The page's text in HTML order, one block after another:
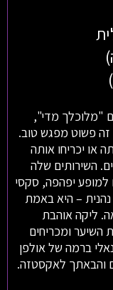
"מלוכלך מדי",
פשוט מפגש טוב.
או יכריחו אותה
השירותים שלה
למופע יפהפה, סקסי
– היא באמת
ליקה אוהבת
השיער ומכריחים
ברמה של אולפן
והבאתך לאקסטזה.